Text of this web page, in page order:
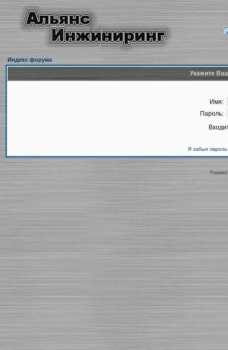
Индекс форума
Укажите
Имя:
Пароль:
Я забыл пароль